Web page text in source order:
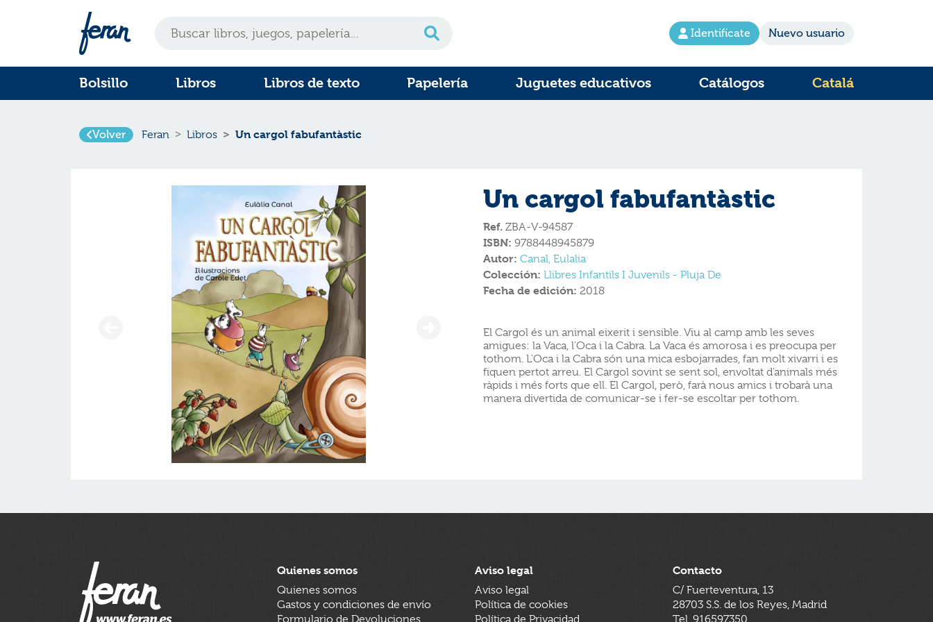
Identifícate Nuevo usuario
Bolsillo Libros Libros de texto Papelería Juguetes educativos Catálogos Catalá
Volver Feran Libros Un cargol fabufantàstic
Un cargol fabufantàstic
Ref. ZBA-V-94587
ISBN: 9788448945879
Autor: Canal, Eulalia
Colección: Llibres Infantils I Juvenils - Pluja De
Fecha de edición: 2018
El Cargol és un animal eixerit i sensible. Viu al camp amb les seves
amigues: la Vaca, l'Oca i la Cabra. La Vaca és amorosa i es preocupa per
tothom. L'Oca i la Cabra són una mica esbojarrades, fan molt xivarri i es
fiquen pertot arreu. El Cargol sovint se sent sol, envoltat d'animals més
ràpids i més forts que ell. El Cargol, però, farà nous amics i trobarà una
manera divertida de comunicar-se i fer-se escoltar per tothom.
Quienes somos
Quienes somos
Gastos y condiciones de envío
Formulario de Devoluciones
Aviso legal
Aviso legal
Política de cookies
Política de Privacidad
Contacto
C/ Fuerteventura, 13
28703 S.S. de los Reyes, Madrid
Tel. 916597350